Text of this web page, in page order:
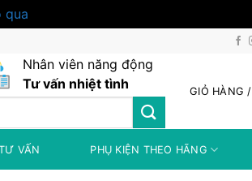
qua
Nhân viên năng động
Tư vấn nhiệt tình
GIỎ HÀNG /
VẤN PHỤ KIỆN THEO HÃNG